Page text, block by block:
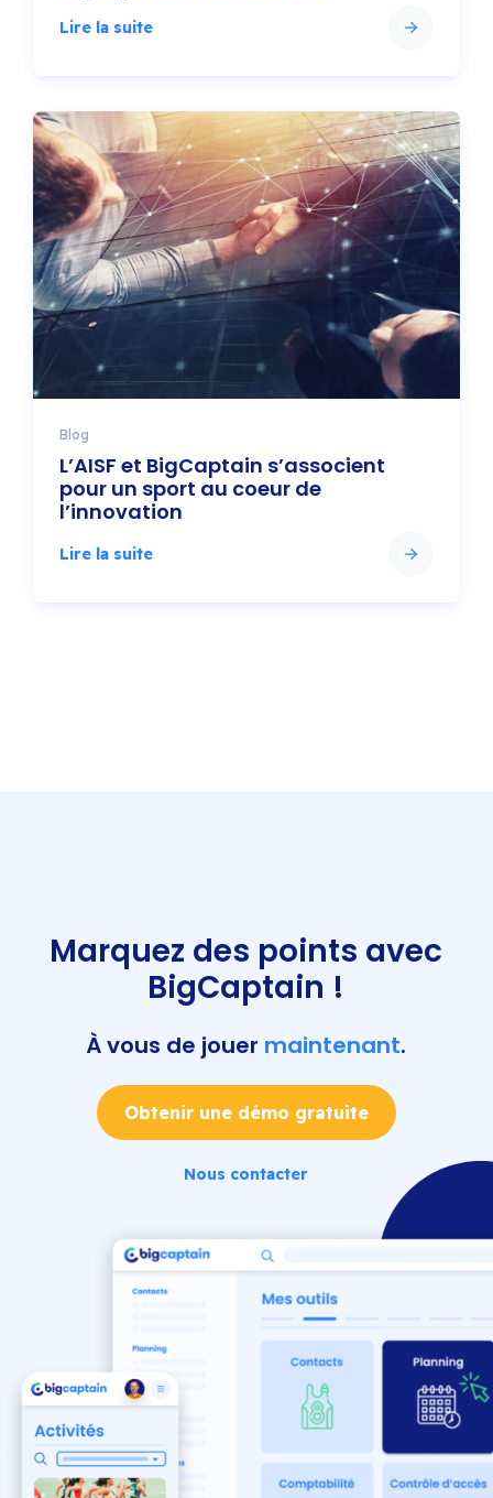
Lire la suite
Blog
L’AISF et BigCaptain s’associent
pour un sport au coeur de
l’innovation
Lire la suite
Marquez des points avec
BigCaptain !
À vous de jouer maintenant.
Obtenir une démo gratuite
Nous contacter